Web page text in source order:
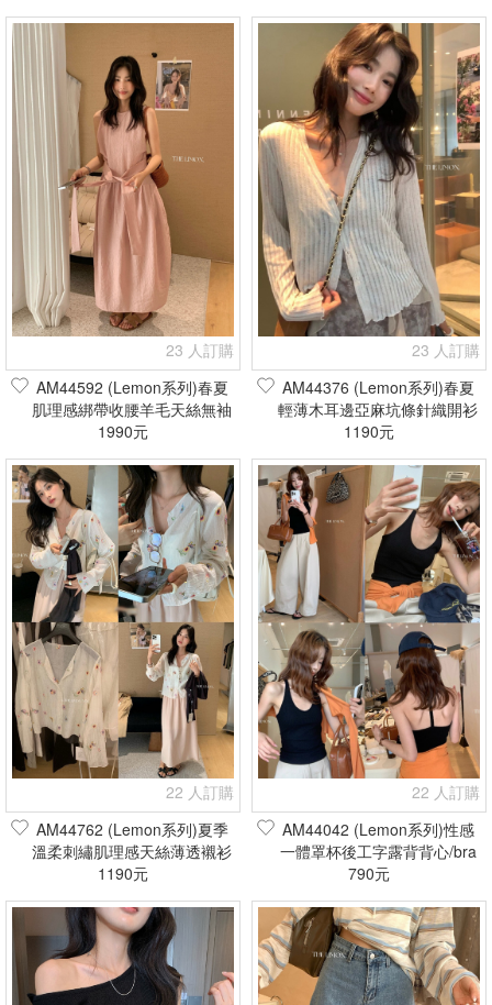
23 人訂購
AM44592 (Lemon系列)春夏
肌理感綁帶收腰羊毛天絲無袖
連身裙(現貨+預購)
1990元
23 人訂購
AM44376 (Lemon系列)春夏
輕薄木耳邊亞麻坑條針織開衫
(現貨+預購)
1190元
22 人訂購
AM44762 (Lemon系列)夏季
溫柔刺繡肌理感天絲薄透襯衫
(現貨+預購)
1190元
22 人訂購
AM44042 (Lemon系列)性感
一體罩杯後工字露背背心/bra
top(現貨+預購)
790元